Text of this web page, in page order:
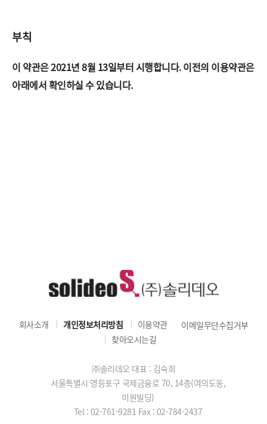
부칙
이 약관은 2021년 8월 13일부터 시행합니다.이전의 이용약관은
아래에서 확인하실 수 있습니다.
회사소개 개인정보처리방침 이용약관
이메일무단수집거부
찾아오시는길
㈜솔리데오 대표 : 김숙희
서울특별시 영등포구 국제금융로 70, 14층(여의도동,
미원빌딩)
Tel : 02-761-9281 Fax : 02-784-2437